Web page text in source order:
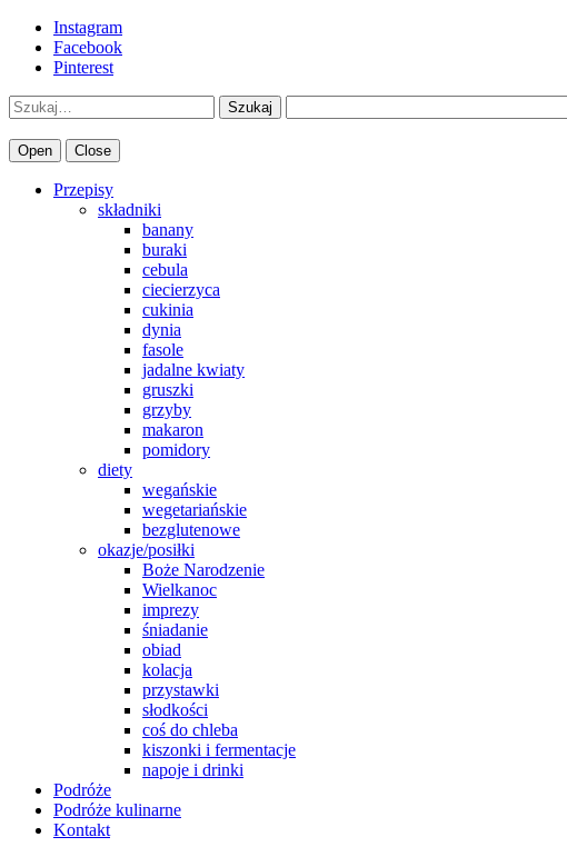
Instagram
Facebook
Pinterest
Szukaj
Open Close
Przepisy
składniki
banany
buraki
cebula
ciecierzyca
cukinia
dynia
fasole
jadalne kwiaty
gruszki
grzyby
makaron
pomidory
diety
wegańskie
wegetariańskie
bezglutenowe
okazje/posiłki
Boże Narodzenie
Wielkanoc
imprezy
śniadanie
obiad
kolacja
przystawki
słodkości
coś do chleba
kiszonki i fermentacje
napoje i drinki
Podróże
Podróże kulinarne
Kontakt